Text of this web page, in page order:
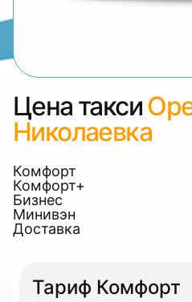
Цена такси
Николаевка
Комфорт
Комфорт+
Бизнес
Минивэн
Доставка
Тариф Комфорт